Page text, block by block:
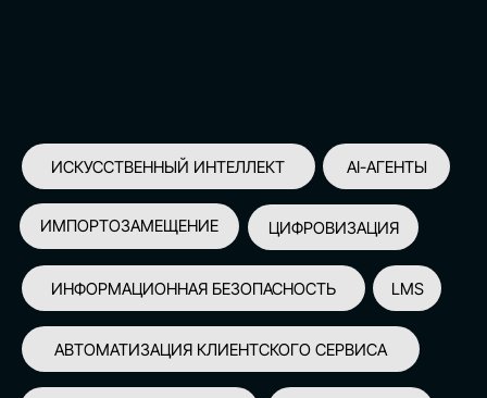
НЕЙРОСЕТИ ДЛЯ БИЗНЕСА
КЭДО АВТОМАТИЗАЦИЯ HR
АВТОМАТИЗАЦИЯ МАРКЕТИНГА И ПРОДАЖ
AI-АССИСТЕНТЫ
СПИКЕРОВ
150+